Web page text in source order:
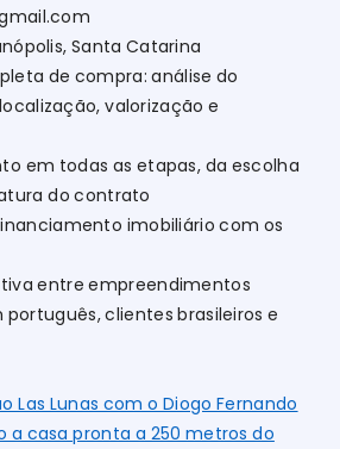
Santa Catarina
de compra: análise do
valorização e
em todas as etapas, da escolha
do contrato
imobiliário com os
entre empreendimentos
clientes brasileiros e
Las Lunas com o Diogo Fernando
a casa pronta a 250 metros do